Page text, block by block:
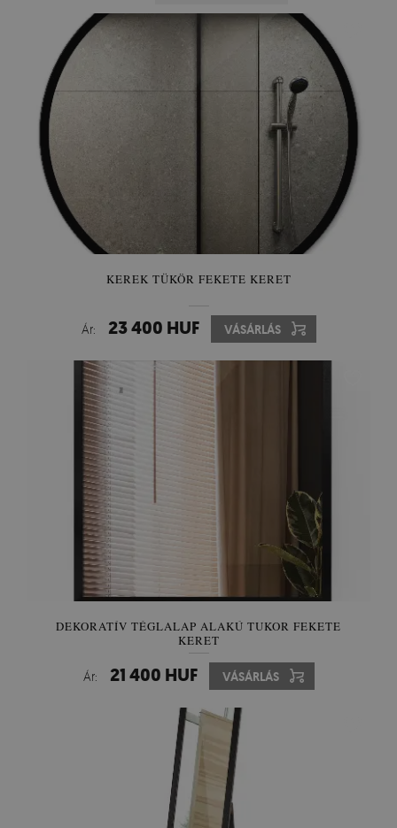
KEREK TÜKÖR FEKETE KERET
Ár: 23 400 HUF VÁSÁRLÁS
DEKORATÍV TÉGLALAP ALAKÚ TUKOR FEKETE
KERET
Ár: 21 400 HUF VÁSÁRLÁS